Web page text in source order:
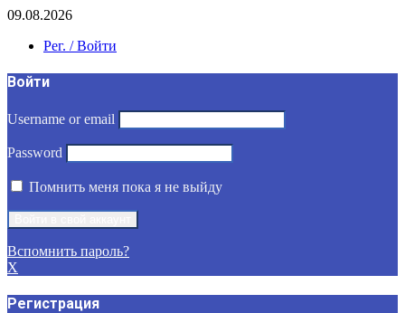
09.08.2026
Рег. / Войти
Войти
Username or email
Password
Помнить меня пока я не выйду
Вспомнить пароль?
X
Регистрация